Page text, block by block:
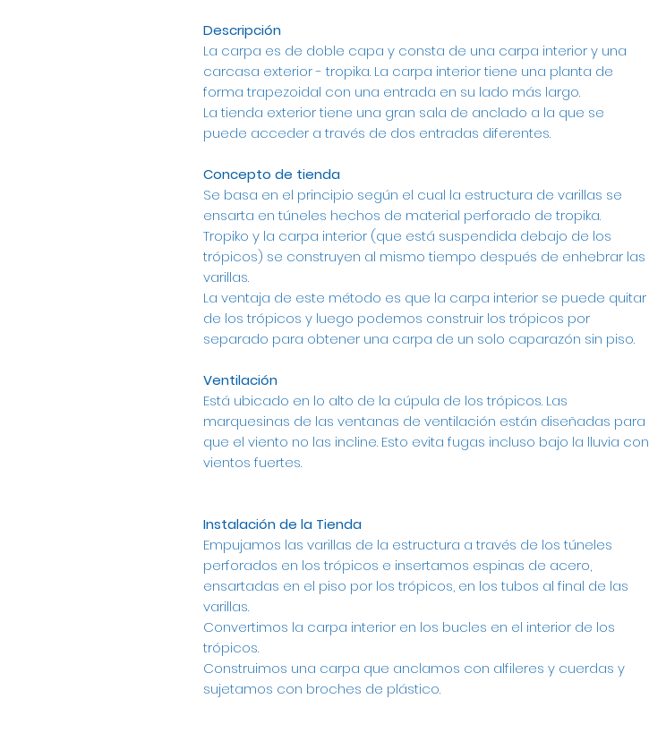
Descripción
La carpa es de doble capa y consta de una carpa interior y una
carcasa exterior - tropika. La carpa interior tiene una planta de
forma trapezoidal con una entrada en su lado más largo.
La tienda exterior tiene una gran sala de anclado a la que se
puede acceder a través de dos entradas diferentes.
Concepto de tienda
Se basa en el principio según el cual la estructura de varillas se
ensarta en túneles hechos de material perforado de tropika.
Tropiko y la carpa interior (que está suspendida debajo de los
trópicos) se construyen al mismo tiempo después de enhebrar las
varillas.
La ventaja de este método es que la carpa interior se puede quitar
de los trópicos y luego podemos construir los trópicos por
separado para obtener una carpa de un solo caparazón sin piso.
Ventilación
Está ubicado en lo alto de la cúpula de los trópicos. Las
marquesinas de las ventanas de ventilación están diseñadas para
que el viento no las incline. Esto evita fugas incluso bajo la lluvia con
vientos fuertes.
Instalación de la Tienda
Empujamos las varillas de la estructura a través de los túneles
perforados en los trópicos e insertamos espinas de acero,
ensartadas en el piso por los trópicos, en los tubos al final de las
varillas.
Convertimos la carpa interior en los bucles en el interior de los
trópicos.
Construimos una carpa que anclamos con alfileres y cuerdas y
sujetamos con broches de plástico.